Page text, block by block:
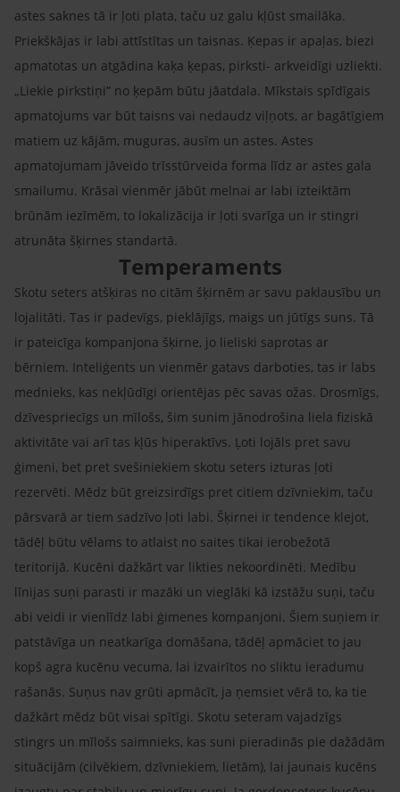
astes saknes tā ir ļoti plata, taču uz galu kļūst smailāka.
Priekškājas ir labi attīstītas un taisnas. Ķepas ir apaļas, biezi
apmatotas un atgādina kaķa ķepas, pirksti- arkveidīgi uzliekti.
„Liekie pirkstiņi” no ķepām būtu jāatdala. Mīkstais spīdīgais
apmatojums var būt taisns vai nedaudz viļņots, ar bagātīgiem
matiem uz kājām, muguras, ausīm un astes. Astes
apmatojumam jāveido trīsstūrveida forma līdz ar astes gala
smailumu. Krāsai vienmēr jābūt melnai ar labi izteiktām
brūnām iezīmēm, to lokalizācija ir ļoti svarīga un ir stingri
atrunāta šķirnes standartā.
Temperaments
Skotu seters atšķiras no citām šķirnēm ar savu paklausību un
lojalitāti. Tas ir padevīgs, pieklājīgs, maigs un jūtīgs suns. Tā
ir pateicīga kompanjona šķirne, jo lieliski saprotas ar
bērniem. Inteliģents un vienmēr gatavs darboties, tas ir labs
mednieks, kas nekļūdīgi orientējas pēc savas ožas. Drosmīgs,
dzīvespriecīgs un mīlošs, šim sunim jānodrošina liela fiziskā
aktivitāte vai arī tas kļūs hiperaktīvs. Ļoti lojāls pret savu
ģimeni, bet pret svešiniekiem skotu seters izturas ļoti
rezervēti. Mēdz būt greizsirdīgs pret citiem dzīvniekim, taču
pārsvarā ar tiem sadzīvo ļoti labi. Šķirnei ir tendence klejot,
tādēļ būtu vēlams to atlaist no saites tikai ierobežotā
teritorijā. Kucēni dažkārt var likties nekoordinēti. Medību
līnijas suņi parasti ir mazāki un vieglāki kā izstāžu suņi, taču
abi veidi ir vienlīdz labi ģimenes kompanjoni. Šiem suņiem ir
patstāvīga un neatkarīga domāšana, tādēļ apmāciet to jau
kopš agra kucēnu vecuma, lai izvairītos no sliktu ieradumu
rašanās. Suņus nav grūti apmācīt, ja ņemsiet vērā to, ka tie
dažkārt mēdz būt visai spītīgi. Skotu seteram vajadzīgs
stingrs un mīlošs saimnieks, kas suni pieradinās pie dažādām
situācijām (cilvēkiem, dzīvniekiem, lietām), lai jaunais kucēns